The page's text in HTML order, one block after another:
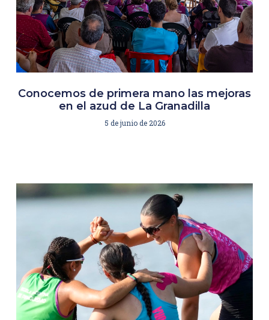
Conocemos de primera mano las mejoras
en el azud de La Granadilla
5 de junio de 2026